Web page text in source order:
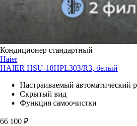
Кондиционер стандартный
Haier
HAIER HSU-18HPL303/R3, белый
Настраиваемый автоматический
Скрытый вид
Функция самоочистки
66 100 ₽